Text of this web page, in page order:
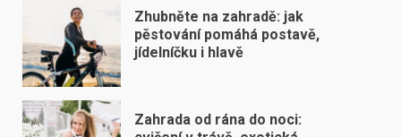
Zhubněte na zahradě: jak
pěstování pomáhá postavě,
jídelníčku i hlavě
Zahrada od rána do noci: